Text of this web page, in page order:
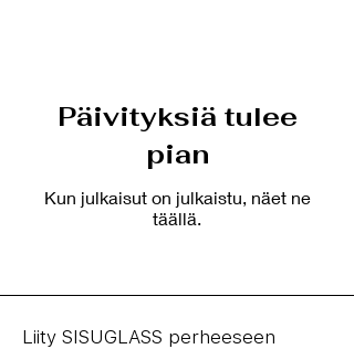
Päivityksiä tulee
pian
Kun julkaisut on julkaistu, näet ne
täällä.
Liity SISUGLASS perheeseen